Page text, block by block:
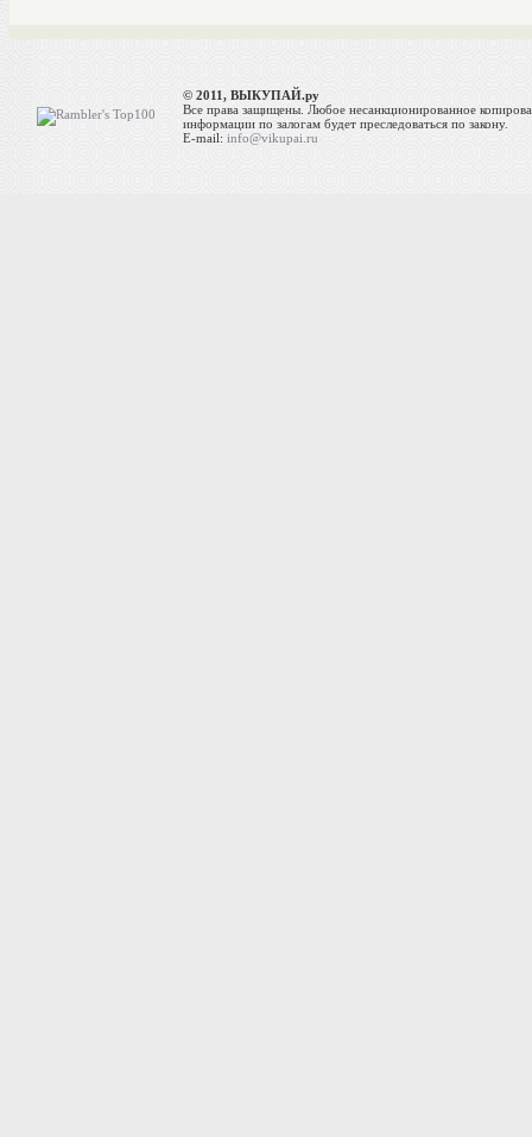
© 2011, ВЫКУПАЙ.ру
Все права защищены. Любое несанкционированное
информации по залогам будет преследоваться по закону.
E-mail:info@vikupai.ru